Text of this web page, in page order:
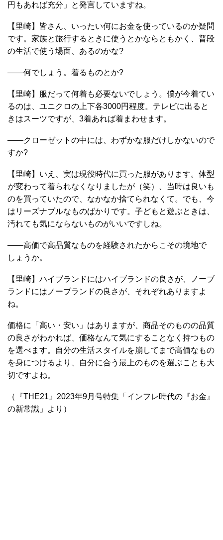
円もあれば充分」と発言していますね。
【里崎】皆さん、いったい何にお金を使っているのか疑問
です。家族と旅行するときに使うとかならともかく、普段
の生活で使う場面、あるのかな?
――何でしょう。着るものとか?
【里崎】服だって何着も必要ないでしょう。僕が今着てい
るのは、ユニクロの上下各3000円程度。テレビに出ると
きはスーツですが、3着あれば着まわせます。
――クローゼットの中には、わずかな服だけしかないので
すか?
【里崎】いえ、実は現役時代に買った服があります。体型
が変わって着られなくなりましたが（笑）、当時は良いも
のを買っていたので、なかなか捨てられなくて。でも、今
はリーズナブルなものばかりです。子どもと遊ぶときは、
汚れても気にならないものがいいですしね。
――高価で高品質なものを経験されたからこその境地で
しょうか。
【里崎】ハイブランドにはハイブランドの良さが、ノーブ
ランドにはノーブランドの良さが、それぞれありますよ
ね。
価格に「高い・安い」はありますが、商品そのものの品質
の良さがわかれば、価格なんて気にすることなく持つもの
を選べます。自分の生活スタイルを崩してまで高価なもの
を身につけるより、自分に合う最上のものを選ぶことも大
切ですよね。
（『THE21』2023年9月号特集「インフレ時代の『お金』
の新常識」より）